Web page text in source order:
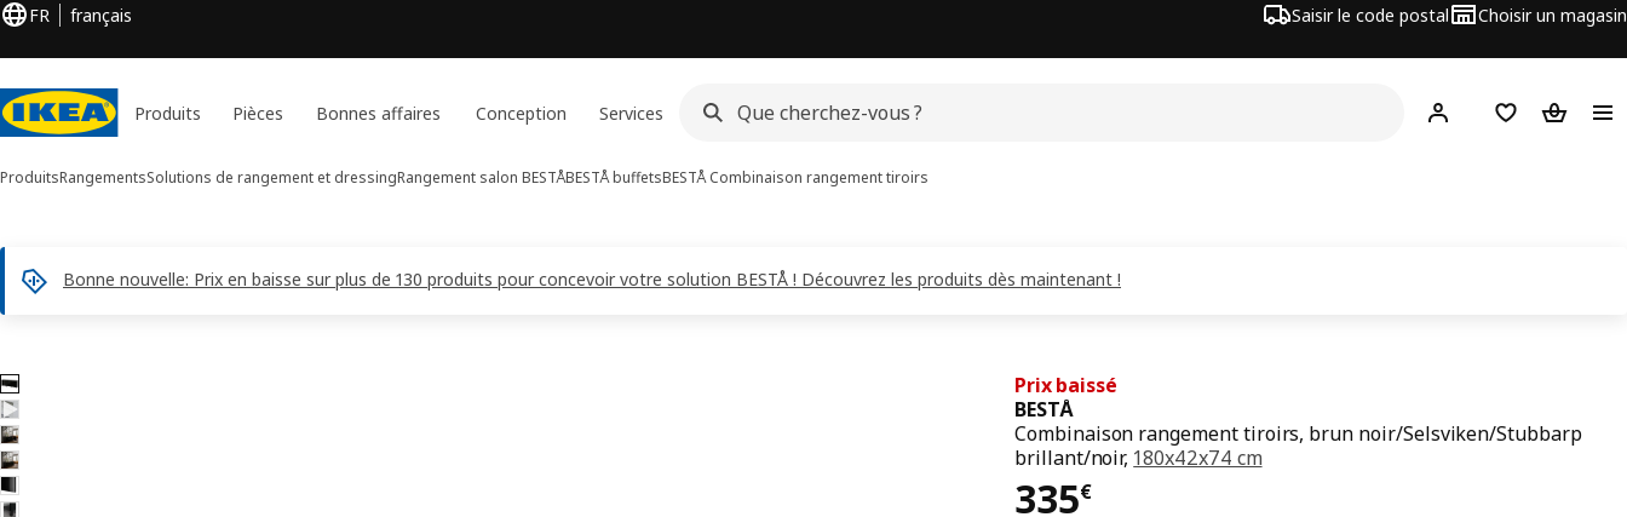
FR français Saisir le code postal Choisir un magasin
Produits Pièces Bonnes affaires Conception Services Mon compteFavorisPanier
ProduitsRangementsSolutions de rangement et dressingRangement salon BESTÅBESTÅ buffetsBESTÅCombinaison rangement tiroirs
Bonne nouvelle: Prix en baisse sur plus de 130 produits pour concevoir votre solution BESTÅ ! Découvrez les produits dès maintenant !
8 images de BESTÅ
les images
Prix baissé
BESTÅ
Combinaison rangement tiroirs, brun noir/Selsviken/Stubbarp
brillant/noir, 180x42x74 cm
335€
Prix 335€